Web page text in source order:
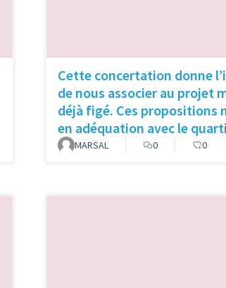
Cette concertation donne
de nous associer au projet
déjà figé. Ces propositions
en adéquation avec le
MARSAL 0 0